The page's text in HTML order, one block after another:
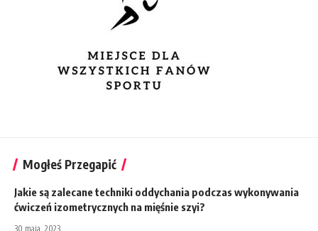
Mogłeś Przegapić
Jakie są zalecane techniki oddychania podczas wykonywania
ćwiczeń izometrycznych na mięśnie szyi?
30 maja, 2023